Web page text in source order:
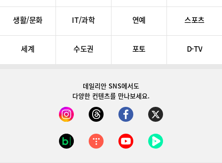
생활/문화 IT/과학 연예 스포츠
세계 수도권 포토 D-TV
데일리안 SNS에서도
다양한 컨텐츠를 만나보세요.